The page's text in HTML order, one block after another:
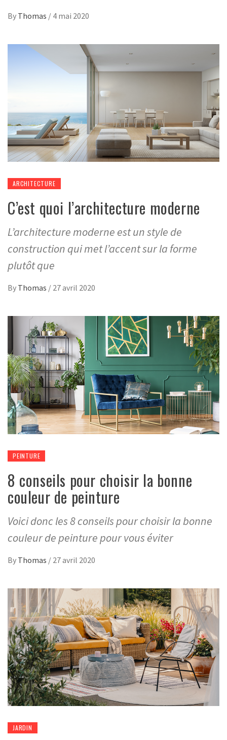
By Thomas / 4 mai 2020
ARCHITECTURE
C’est quoi l’architecture moderne
L’architecture moderne est un style de
construction qui met l’accent sur la forme
plutôt que
By Thomas / 27 avril 2020
PEINTURE
8 conseils pour choisir la bonne
couleur de peinture
Voici donc les 8 conseils pour choisir la bonne
couleur de peinture pour vous éviter
By Thomas / 27 avril 2020
JARDIN